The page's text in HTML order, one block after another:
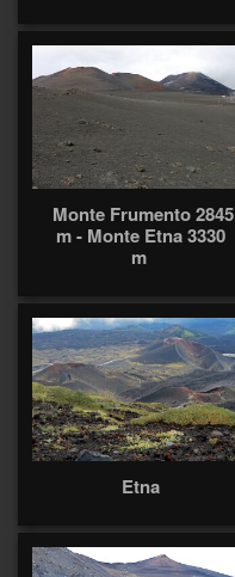
Monte Frumento 2845
m - Monte Etna 3330
m
Etna